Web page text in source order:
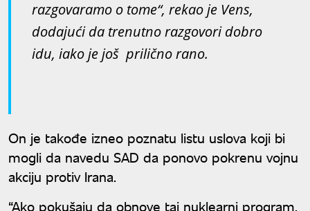
razgovaramo o tome“, rekao je Vens,
dodajući da trenutno razgovori dobro
idu, iako je još prilično rano.
On je takođe izneo poznatu listu uslova koji bi
mogli da navedu SAD da ponovo pokrenu vojnu
akciju protiv Irana.
“Ako pokušaju da obnove taj nuklearni program,